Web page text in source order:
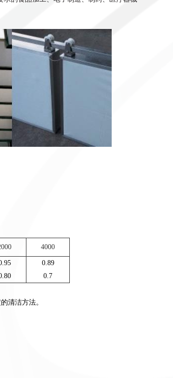
4000
0.89
0.7
清洁方法。